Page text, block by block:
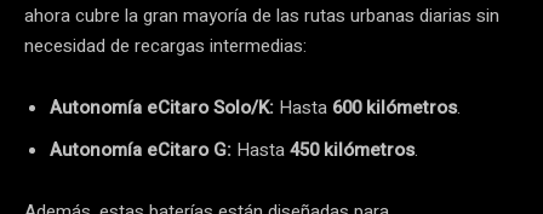
ahora cubre la gran mayoría de las rutas urbanas diarias sin
necesidad de recargas intermedias:
Autonomía eCitaro Solo/K: Hasta 600 kilómetros.
Autonomía eCitaro G: Hasta450 kilómetros.